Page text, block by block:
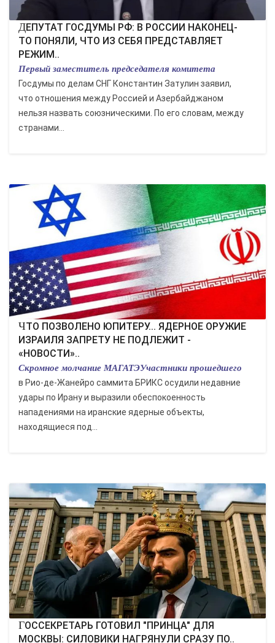
ДЕПУТАТ ГОСДУМЫ РФ: В РОССИИ НАКОНЕЦ-
ТО ПОНЯЛИ, ЧТО ИЗ СЕБЯ ПРЕДСТАВЛЯЕТ
РЕЖИМ..
Первый заместитель председателя комитета
Госдумы по делам СНГ Константин Затулин заявил,
что отношения между Россией и Азербайджаном
нельзя назвать союзническими. По его словам, между
странами...
ЧТО ПОЗВОЛЕНО ЮПИТЕРУ... ЯДЕРНОЕ ОРУЖИЕ
ИЗРАИЛЯ ЗАПРЕТУ НЕ ПОДЛЕЖИТ -
«НОВОСТИ»..
Скромное молчание МАГАТЭУчастники прошедшего
в Рио-де-Жанейро саммита БРИКС осудили недавние
удары по Ирану и выразили обеспокоенность
нападениями на иранские ядерные объекты,
находящиеся под...
ГОССЕКРЕТАРЬ ГОТОВИЛ "ПРИНЦА" ДЛЯ
МОСКВЫ: СИЛОВИКИ НАГРЯНУЛИ СРАЗУ ПО..